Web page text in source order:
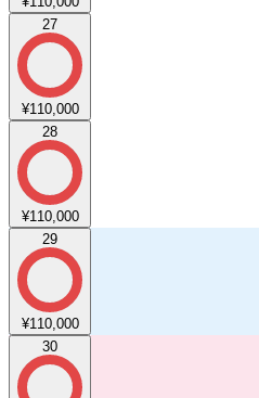
27
¥110,000
28
¥110,000
29
¥110,000
30